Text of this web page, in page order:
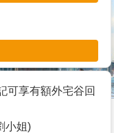
可享有額外宅谷回
小姐)